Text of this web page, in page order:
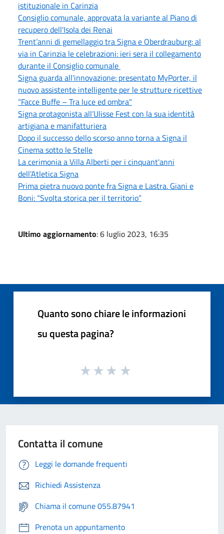
istituzionale in Carinzia
Consiglio comunale, approvata la variante al Piano di
recupero dell'Isola dei Renai
Trent’anni di gemellaggio tra Signa e Oberdrauburg: al
via in Carinzia le celebrazioni: ieri sera il collegamento
durante il Consiglio comunale
Signa guarda all'innovazione: presentato MyPorter, il
nuovo assistente intelligente per le strutture ricettive
“Facce Buffe – Tra luce ed ombra"
Signa protagonista all’Ulisse Fest con la sua identità
artigiana e manifatturiera
Dopo il successo dello scorso anno torna a Signa il
Cinema sotto le Stelle
La cerimonia a Villa Alberti per i cinquant'anni
dell’Atletica Signa
Prima pietra nuovo ponte fra Signa e Lastra. Giani e
Boni: “Svolta storica per il territorio”
Ultimo aggiornamento: 6 luglio 2023, 16:35
Quanto sono chiare le informazioni
su questa pagina?
Contatta il comune
Leggi le domande frequenti
Richiedi Assistenza
Chiama il comune 055.87941
Prenota un appuntamento